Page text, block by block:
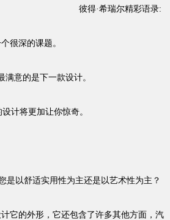
彼得·希瑞尔精彩语录:
很深的课题。
满意的是下一款设计。
计将更加让你惊奇。
以舒适实用性为主还是以艺术性为主？
的外形，它还包含了许多其他方面，汽